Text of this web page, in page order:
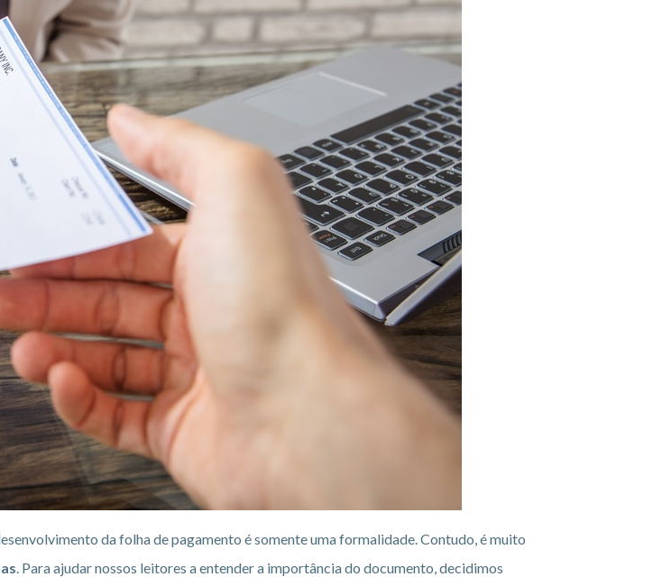
da folha de pagamento é somente uma formalidade. Contudo, é muito
. Para ajudar nossos leitores a entender a importância do documento, decidimos